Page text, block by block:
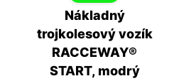
Nákladný
trojkolesový vozík
RACCEWAY®
START, modrý